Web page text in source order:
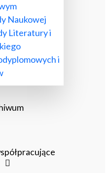
Naukowej
Literatury i
i